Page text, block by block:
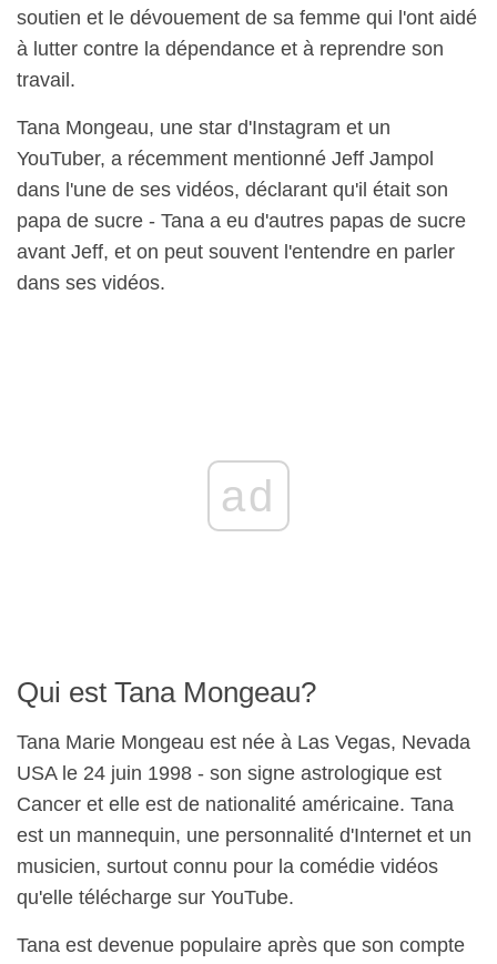
soutien et le dévouement de sa femme qui l'ont aidé
à lutter contre la dépendance et à reprendre son
travail.
Tana Mongeau, une star d'Instagram et un
YouTuber, a récemment mentionné Jeff Jampol
dans l'une de ses vidéos, déclarant qu'il était son
papa de sucre - Tana a eu d'autres papas de sucre
avant Jeff, et on peut souvent l'entendre en parler
dans ses vidéos.
ad
Qui est Tana Mongeau?
Tana Marie Mongeau est née à Las Vegas, Nevada
USA le 24 juin 1998 - son signe astrologique est
Cancer et elle est de nationalité américaine. Tana
est un mannequin, une personnalité d'Internet et un
musicien, surtout connu pour la comédie vidéos
qu'elle télécharge sur YouTube.
Tana est devenue populaire après que son compte